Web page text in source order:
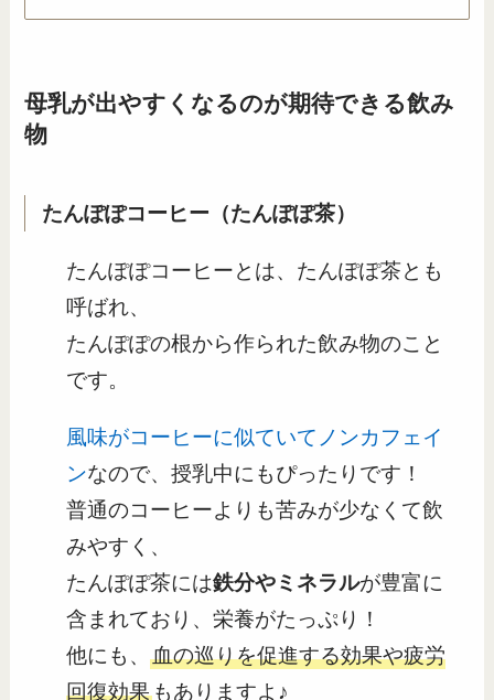
母乳が出やすくなるのが期待できる飲み
物
たんぽぽコーヒー（たんぽぽ茶）
たんぽぽコーヒーとは、たんぽぽ茶とも
呼ばれ、
たんぽぽの根から作られた飲み物のこと
です。
風味がコーヒーに似ていてノンカフェイ
ンなので、授乳中にもぴったりです！
普通のコーヒーよりも苦みが少なくて飲
みやすく、
たんぽぽ茶には鉄分やミネラルが豊富に
含まれており、栄養がたっぷり！
他にも、血の巡りを促進する効果や疲労
回復効果 もありますよ♪